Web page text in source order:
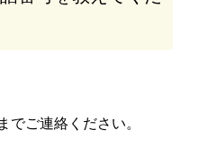
でご連絡ください。